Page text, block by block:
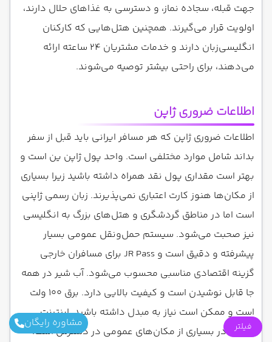
فیلتر
جهت قبله، سجاده نماز، و دسترسی به غذاهای حلال دارند،
اولویت قرار می‌گیرند. همچنین هتل‌هایی که کارکنان
انگلیسی‌زبان دارند و خدمات مشتریان ۲۴ ساعته ارائه
می‌دهند، برای راحتی بیشتر توصیه می‌شوند.
اطلاعات ضروری ژاپن
اطلاعات ضروری ژاپن که هر مسافر ایرانی باید قبل از سفر
بداند شامل موارد مختلفی است. واحد پول ژاپن ین است و
بهتر است مقداری پول نقد همراه داشته باشید زیرا بسیاری
از مکان‌ها هنوز کارت اعتباری نمی‌پذیرند. زبان رسمی ژاپنی
است اما در مناطق گردشگری و هتل‌های بزرگ به انگلیسی
نیز صحبت می‌شود. سیستم حمل‌ونقل عمومی بسیار
پیشرفته و دقیق است و JR Pass برای مسافران خارجی
گزینه اقتصادی مناسبی محسوب می‌شود. آب شیر در همه
جا قابل نوشیدن است و کیفیت بالایی دارد. برق ۱۰۰ ولت
است و ممکن است نیاز به مبدل داشته باشید. اینترنت
رایگان در بسیاری از مکان‌های عمومی در دسترس است.
مشاوره رایگان